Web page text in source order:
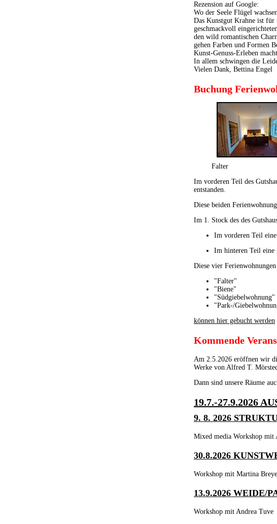
Rezension auf Google:
Wo der Seele Flügel
Das Kunstgut Krahne ist für
geschmackvoll
den wild romantischen
gehen Farben und Formen
Kunst-Genuss-Erleben
In allem schwingen die
Vielen Dank, Bettina Engel
Buchung
Falter
Im vorderen Teil des
entstanden.
Diese beiden
Im 1. Stock des des
Im vorderen Teil
Im hinteren Teil eine
Diese vier Ferienwohnungen
"Falter"
"Biene"
"Südgiebelwohnung"
"Park-/
können hier gebucht werden
Kommende
Am 2.5.2026 eröffnen wir
Werke von Alfred T.
Dann sind unsere Räume
19.7.-27.9.2026
9. 8. 2026
Mixed media Workshop mit
30.8.2026
Workshop mit Martina
13.9.2026 WEIDE/
Workshop mit Andrea Tuve